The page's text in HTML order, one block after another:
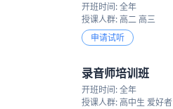
开班时间: 全年
授课人群: 高二 高三
申请试听
录音师培训班
开班时间: 全年
授课人群: 高中生 爱好者